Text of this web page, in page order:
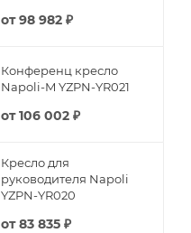
от98 982 ₽
Конференц кресло
Napoli-M YZPN-YR021
от106 002 ₽
Кресло для
руководителя Napoli
YZPN-YR020
от83 835 ₽